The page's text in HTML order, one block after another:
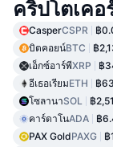
คริปโตเค
CasperCSPR ฿
บิตคอยน์BTC ฿
เอ็กซ์อาร์พีXRP ฿
อีเธอเรียมETH ฿
โซลานาSOL ฿
คาร์ดาโนADA ฿
PAX GoldPAXG ฿